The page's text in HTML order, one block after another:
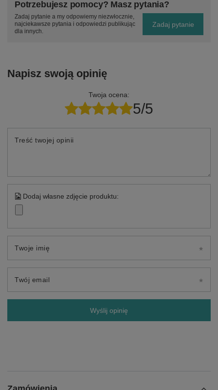
Potrzebujesz pomocy? Masz pytania?
Zadaj pytanie a my odpowiemy niezwłocznie,
najciekawsze pytania i odpowiedzi publikując
dla innych.
Zadaj pytanie
Napisz swoją opinię
Twoja ocena:
5/5
Treść twojej opinii
Dodaj własne zdjęcie produktu:
Twoje imię
Twój email
Wyślij opinię